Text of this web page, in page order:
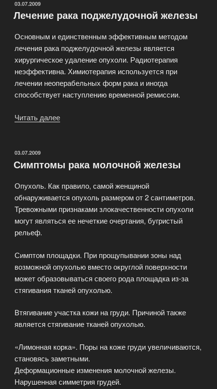
ОПУБЛИКОВАНО
03.07.2009
Лечение рака поджелудочной железы
Основным и единственным эффективным методом
лечения рака поджелудочной железы является
хирургическое удаление опухоли. Радиотерапия
неэффективна. Химиотерапия используется при
лечении неоперабельных форм рака и иногда
способствует наступлению временной ремиссии.
Читать далее
ОПУБЛИКОВАНО
03.07.2009
Симптомы рака молочной железы
Опухоль. Как правило, самой женщиной
обнаруживается опухоль размером от 2 сантиметров.
Тревожными признаками злокачественности опухоли
могут являться ее нечеткие очертания, бугристый
рельеф.
Симптом площадки. При прощупывании зоны над
возможной опухолью вместо округлой поверхности
может образовываться своего рода площадка из-за
стягивания тканей опухолью.
Втягивание участка кожи на груди. Причиной также
является стягивание тканей опухолью.
«Лимонная корка». Поры на коже груди увеличиваются,
становясь заметными.
Деформационные изменения молочной железы.
Нарушенная симметрия грудей.